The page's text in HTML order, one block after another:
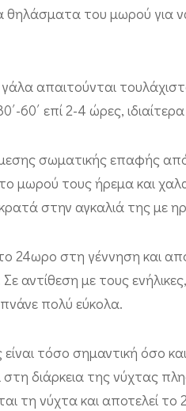
θηλάσματα του μωρού για
απαιτούνται
επί 2-4 ώρες,
σωματικής επαφής
μωρού τους ήρεμα και
στην αγκαλιά της με
24ωρο στη γέννηση και
αντίθεση με τους
πολύ εύκολα.
τόσο σημαντική όσο
διάρκεια της νύχτας
τη νύχτα και αποτελεί